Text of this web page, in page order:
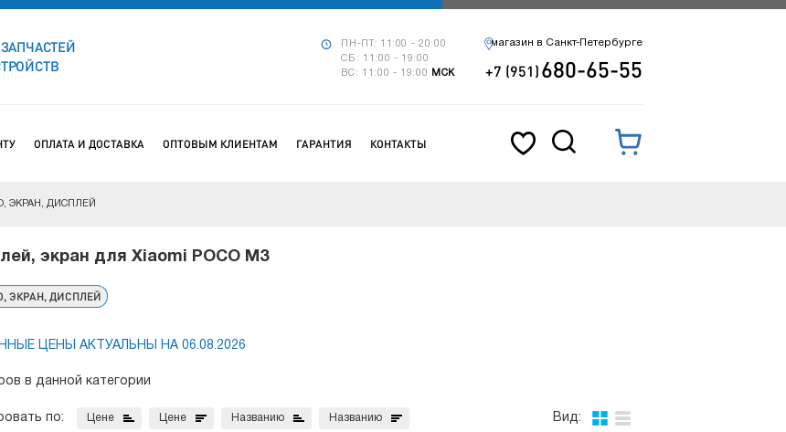
ПН-ПТ: 11:00 - 20:00
СБ: 11:00 - 19:00
ВС: 11:00 - 19:00
МСК
магазин в Санкт-Петербурге
+7 (951)680-65-55
ОПЛАТА И ДОСТАВКА ОПТОВЫМ КЛИЕНТАМ ГАРАНТИЯ КОНТАКТЫ
ЭКРАН, ДИСПЛЕЙ
экран для Xiaomi POCO M3
ЭКРАН, ДИСПЛЕЙ
ЦЕНЫ АКТУАЛЬНЫ НА 06.08.2026
в данной категории
Вид:
по: Цене Цене Названию Названию